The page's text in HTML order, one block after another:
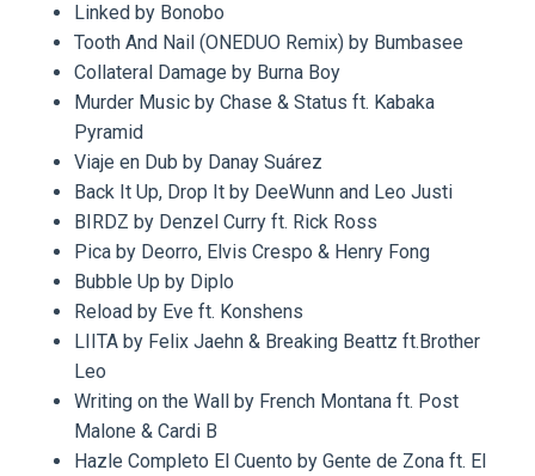
Linked by Bonobo
Tooth And Nail (ONEDUO Remix) by Bumbasee
Collateral Damage by Burna Boy
Murder Music by Chase & Status ft. Kabaka
Pyramid
Viaje en Dub by Danay Suárez
Back It Up, Drop It by DeeWunn and Leo Justi
BIRDZ by Denzel Curry ft. Rick Ross
Pica by Deorro, Elvis Crespo & Henry Fong
Bubble Up by Diplo
Reload by Eve ft. Konshens
LIITA by Felix Jaehn & Breaking Beattz ft.Brother
Leo
Writing on the Wall by French Montana ft. Post
Malone & Cardi B
Hazle Completo El Cuento by Gente de Zona ft. El